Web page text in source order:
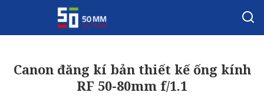
Canon đăng kí bản thiết kế ống kính
RF 50-80mm f/1.1